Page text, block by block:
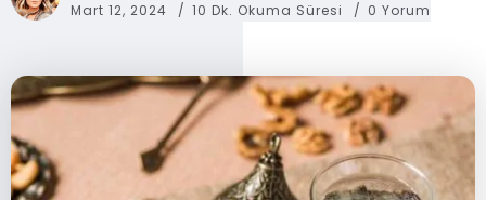
Mart 12, 2024 10 Dk. Okuma Süresi 0 Yorum